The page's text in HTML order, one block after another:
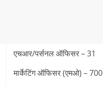
एचआर/पर्सनल ऑफिसर – 31
मार्केटिंग ऑफिसर (एमओ) – 700